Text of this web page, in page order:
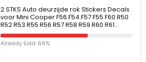
2 STKS Auto deurzijde rok Stickers Decals
voor Mini Cooper F56 F54 F57 F55 F60 R50
R52 R53 R55 R56 R57 R58 R59 R60 R61…
Already Sold: 66%